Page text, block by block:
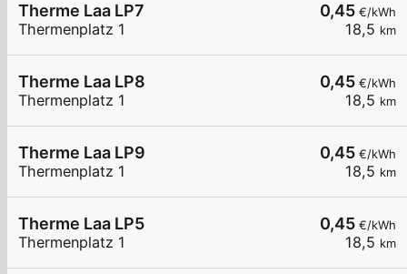
0,45 €/kWh
18,5 km
Therme Laa LP7
Thermenplatz 1
0,45 €/kWh
18,5 km
Therme Laa LP8
Thermenplatz 1
0,45 €/kWh
18,5 km
Therme Laa LP9
Thermenplatz 1
0,45 €/kWh
18,5 km
Therme Laa LP5
Thermenplatz 1